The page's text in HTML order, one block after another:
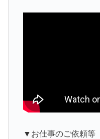
▼お仕事のご依頼等